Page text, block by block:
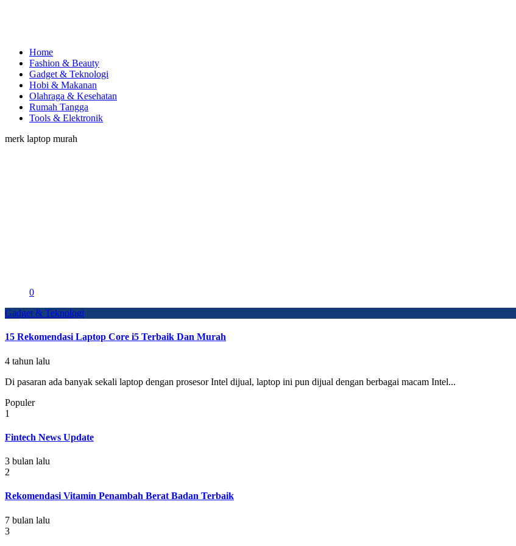
Home
Fashion & Beauty
Gadget & Teknologi
Hobi & Makanan
Olahraga & Kesehatan
Rumah Tangga
Tools & Elektronik
merk laptop murah
0
Gadget & Teknologi
15 Rekomendasi Laptop Core i5 Terbaik Dan Murah
4 tahun lalu
Di pasaran ada banyak sekali laptop dengan prosesor Intel dijual, laptop ini pun dijual dengan berbagai macam Intel...
Populer
1
Fintech News Update
3 bulan lalu
2
Rekomendasi Vitamin Penambah Berat Badan Terbaik
7 bulan lalu
3